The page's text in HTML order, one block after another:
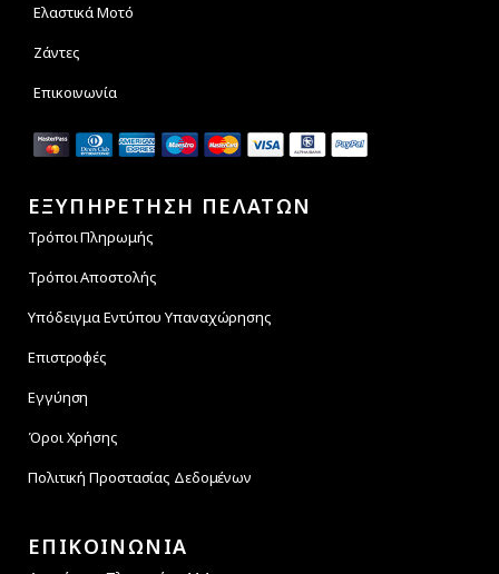
Ελαστικά Μοτό
Ζάντες
Επικοινωνία
ΕΞΥΠΗΡΕΤΗΣΗ ΠΕΛΑΤΩΝ
Τρόποι Πληρωμής
Τρόποι Αποστολής
Υπόδειγμα Εντύπου Υπαναχώρησης
Επιστροφές
Εγγύηση
Όροι Χρήσης
Πολιτική Προστασίας Δεδομένων
ΕΠΙΚΟΙΝΩΝΙΑ